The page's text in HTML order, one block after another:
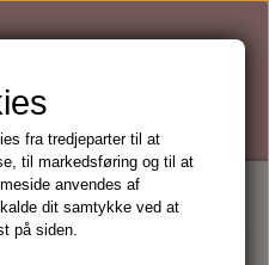
Hydra Fraîcheur Cleansing
fra tredjeparter til at
til markedsføring og til at
anvendes af
dit samtykke ved at
på siden.